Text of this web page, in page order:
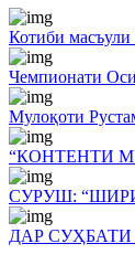
Котиби
Чемпионати
Мулоқоти
“КОНТЕНТИ
СУРУШ:
ДАР